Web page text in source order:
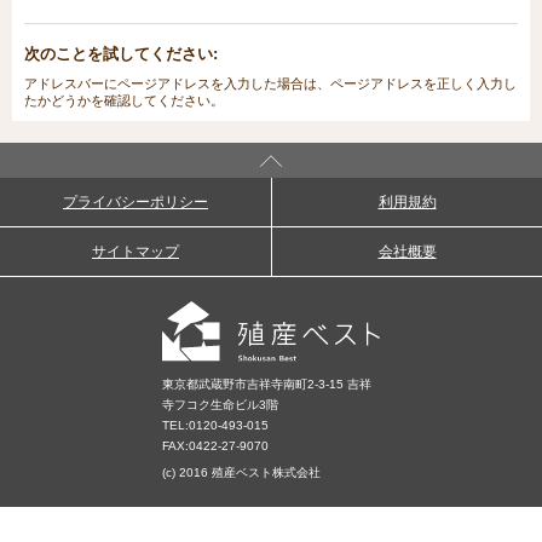
次のことを試してください:
アドレスバーにページアドレスを入力した場合は、ページアドレスを正しく入力し
たかどうかを確認してください。
プライバシーポリシー 利用規約
サイトマップ 会社概要
東京都武蔵野市吉祥寺南町2-3-15 吉祥
寺フコク生命ビル3階
TEL:0120-493-015
FAX:0422-27-9070
(c) 2016 殖産ベスト株式会社